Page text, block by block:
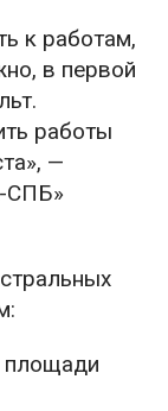
к работам,
в первой
работы
—
СПБ»
площади